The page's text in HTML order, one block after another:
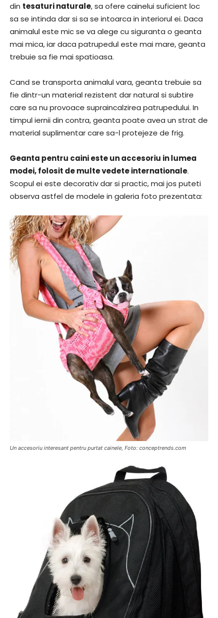
din tesaturi naturale, sa ofere cainelui suficient loc
sa se intinda dar si sa se intoarca in interiorul ei. Daca
animalul este mic se va alege cu siguranta o geanta
mai mica, iar daca patrupedul este mai mare, geanta
trebuie sa fie mai spatioasa.
Cand se transporta animalul vara, geanta trebuie sa
fie dintr-un material rezistent dar natural si subtire
care sa nu provoace supraincalzirea patrupedului. In
timpul iernii din contra, geanta poate avea un strat de
material suplimentar care sa-l protejeze de frig.
Geanta pentru caini este un accesoriu in lumea
modei, folosit de multe vedete internationale.
Scopul ei este decorativ dar si practic, mai jos puteti
observa astfel de modele in galeria foto prezentata:
Un accesoriu interesant pentru purtat cainele, Foto: conceptrends.com